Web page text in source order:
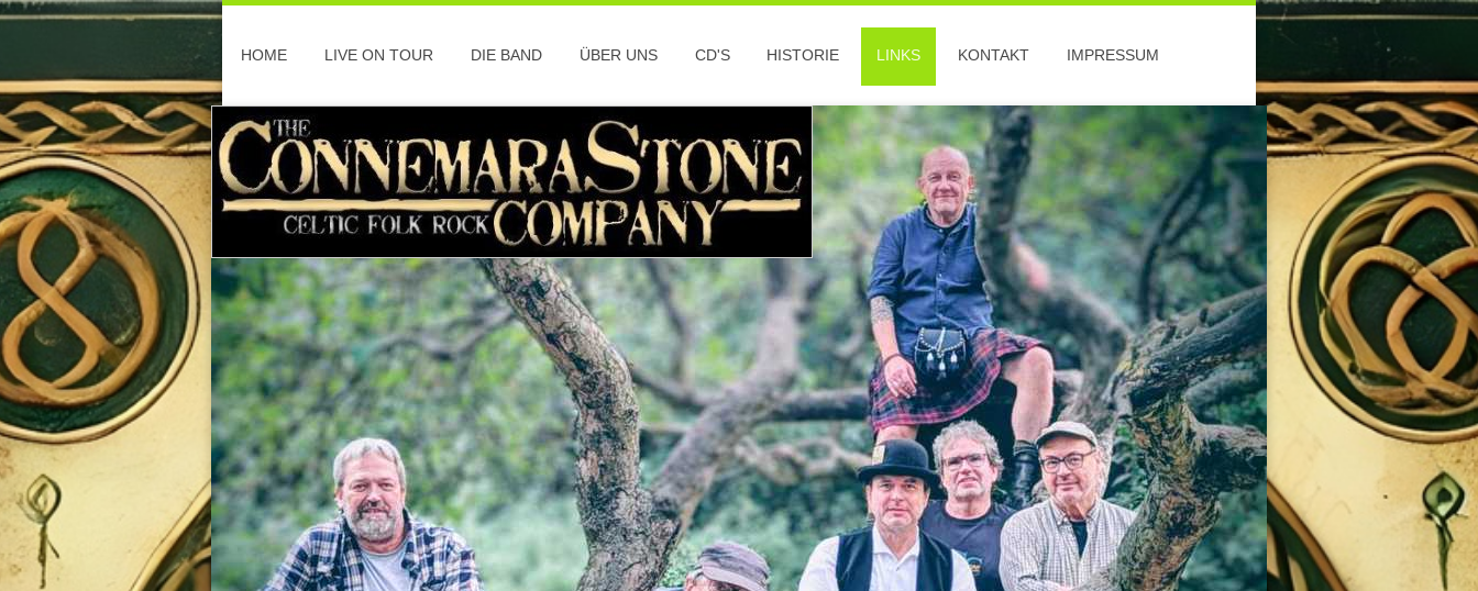
HOME LIVE ON TOUR DIE BAND ÜBER UNS CD'S HISTORIE LINKS KONTAKT IMPRESSUM